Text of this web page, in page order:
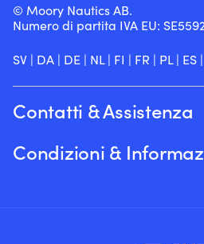
© Moory Nautics AB.
Numero di partita IVA EU:
SV | DA | DE | NL| FI | FR | PL| ES |
Contatti & Assistenza
Condizioni &